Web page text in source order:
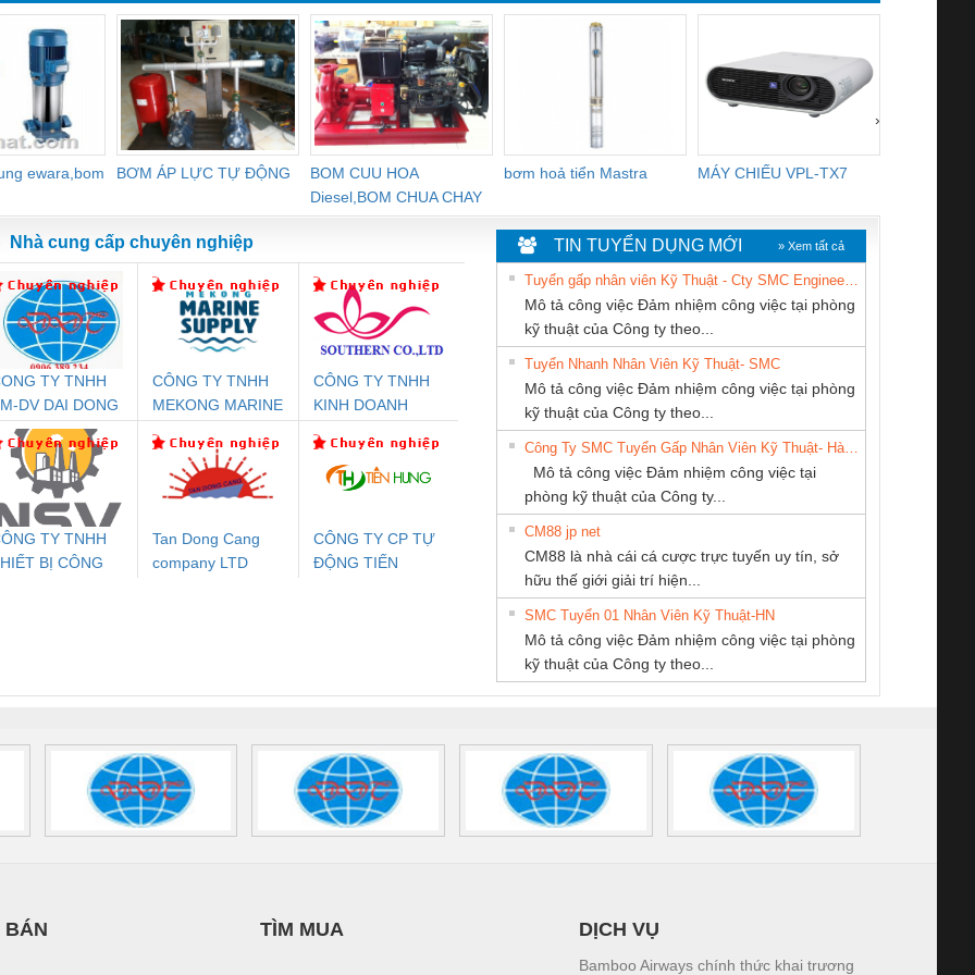
ewara,bom
BƠM ÁP LỰC TỰ ĐỘNG
BOM CUU HOA
Diesel,BOM CHUA CHAY
bơm hoả tiển Mastra MÁY CHIẾU VPL-TX7
›
An Toàn
Contact
PC20-1NO-
24DC-SP -
Rơ Le An Toàn
Phoenix Contact
PSR-SCP-
24UC/ESL4/3X1/1X2/B
- 2981059
Điện AC
Mô-đun Ắc Quy UPS
Bộ Lặp Tín Hiệu
PROFIBUS Phoenix
Contact PSI-REP-
2708863
Rơ Le An Toàn
Phoenix Contact
2986960 – PSR-
SCP-
24DC/FSP/2X1/1X2
Rơ Le An Toàn
Bộ giám sát chuỗi
tấm pin
TRANSCLINIC 16I+
1K5 H (2502520000)
Bộ giám sát chuỗi
tấm pin
TRANSCLINIC 16I+
1K5 L (2433950000)
Bộ giám sát dòng
TRANSCLINIC 16I+
(2008130000)
điện TRANSCLINIC
BKE 1K5.4
(7791400879)2. Giá
Nẹp nhôm chống
trơn Đà Nẵng
Nhà cung cấp chuyên nghiệp
TY TNHH
DV DAI DONG
THANH
CÔNG TY TNHH
MEKONG MARINE
CÔNG TY TNHH
KINH DOANH
PHƯƠNG NAM
TY TNHH
BỊ CÔNG
Tan Dong Cang
company LTD
CÔNG TY CP TỰ
ĐỘNG TIẾN
CÔNG TY CỔ
PHẦN TỰ ĐỘNG
TIẾN HƯNG
Công ty TNHH
Thương Mại SX
Ba Miền
Cty TNHH TM QC
CÔNG TY TNHH
KỸ THUẬT KTECH
VIỆT NAM
THƯƠNG MẠI
DỊCH VỤ KỸ
THUẬT ĐIỆN CƠ
GIA HƯNG PHÁT
Thiết Bị Điện Nam
TIN TUYỂN DỤNG MỚI » Xem tất cả
Tuyển gấp nhân viên Kỹ Thuật - Cty SMC Engineering
Mô tả công việc Đảm nhiệm công việc tại phòng
kỹ thuật của Công ty theo...
Tuyển Nhanh Nhân Viên Kỹ Thuật- SMC
Mô tả công việc Đảm nhiệm công việc tại phòng
kỹ thuật của Công ty theo...
Công Ty SMC Tuyển Gấp Nhân Viên Kỹ Thuật- Hà Nội
Mô tả công việc Đảm nhiệm công việc tại
phòng kỹ thuật của Công ty...
CM88 jp net
CM88 là nhà cái cá cược trực tuyến uy tín, sở
hữu thế giới giải trí hiện...
SMC Tuyển 01 Nhân Viên Kỹ Thuật-HN
Mô tả công việc Đảm nhiệm công việc tại phòng
kỹ thuật của Công ty theo...
BÁN TÌM MUA DỊCH VỤ
Bamboo Airways chính thức khai trương